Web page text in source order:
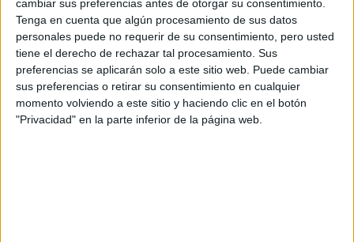
cambiar sus preferencias antes de otorgar su consentimiento.
Tenga en cuenta que algún procesamiento de sus datos
personales puede no requerir de su consentimiento, pero usted
tiene el derecho de rechazar tal procesamiento. Sus
preferencias se aplicarán solo a este sitio web. Puede cambiar
sus preferencias o retirar su consentimiento en cualquier
momento volviendo a este sitio y haciendo clic en el botón
"Privacidad" en la parte inferior de la página web.
A juzgar por los comentarios en el video, el mensaje
parece no haber sido bien comprendido. Los internautas
solo preguntan una cosa:"¿A qué edad podré hacerme
mi lifting?"